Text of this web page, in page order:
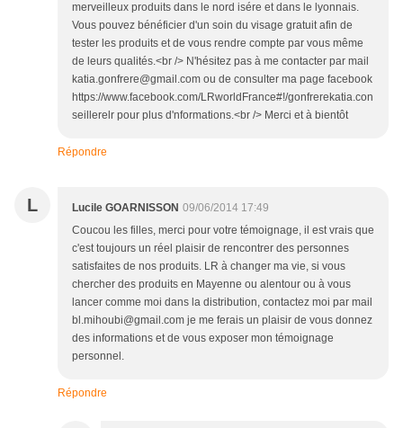
merveilleux produits dans le nord isére et dans le lyonnais.
Vous pouvez bénéficier d'un soin du visage gratuit afin de
tester les produits et de vous rendre compte par vous même
de leurs qualités.<br /> N'hésitez pas à me contacter par mail
katia.gonfrere@gmail.com ou de consulter ma page facebook
https://www.facebook.com/LRworldFrance#!/gonfrerekatia.con
seillerelr pour plus d'nformations.<br /> Merci et à bientôt
Répondre
L Lucile GOARNISSON 09/06/2014 17:49
Coucou les filles, merci pour votre témoignage, il est vrais que
c'est toujours un réel plaisir de rencontrer des personnes
satisfaites de nos produits. LR à changer ma vie, si vous
chercher des produits en Mayenne ou alentour ou à vous
lancer comme moi dans la distribution, contactez moi par mail
bl.mihoubi@gmail.com je me ferais un plaisir de vous donnez
des informations et de vous exposer mon témoignage
personnel.
Répondre